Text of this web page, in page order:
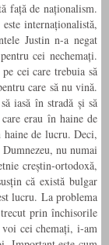
față de naționalism.
internaționalistă,
Justin n-a negat
cei nechemați.
cei care trebuia să
care să nu vină.
iasă în stradă și să
erau în haine de
haine de lucru. Deci,
nu numai
creștin-ortodoxă,
că există bulgar
lucru. La problema
prin închisorile
cei chemați, i-am